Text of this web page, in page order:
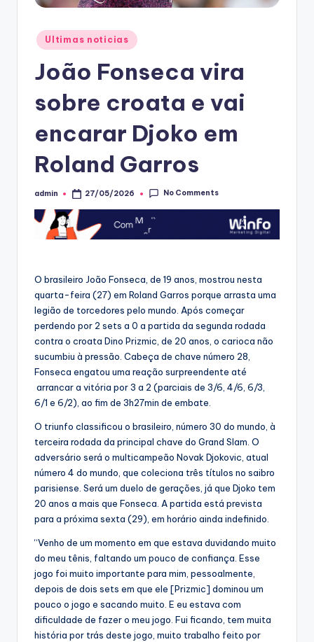
Posted
in
Ultimas noticias
João Fonseca vira
sobre croata e vai
encarar Djoko em
Roland Garros
Posted
admin 27/05/2026 No Comments
O brasileiro João Fonseca, de 19 anos, mostrou nesta
quarta-feira (27) em Roland Garros porque arrasta uma
legião de torcedores pelo mundo. Após começar
perdendo por 2 sets a 0 a partida da segunda rodada
contra o croata Dino Prizmic, de 20 anos, o carioca não
sucumbiu à pressão. Cabeça de chave número 28,
Fonseca engatou uma reação surpreendente até
arrancar a vitória por 3 a 2 (parciais de 3/6, 4/6, 6/3,
6/1 e 6/2), ao fim de 3h27min de embate.
O triunfo classificou o brasileiro, número 30 do mundo, à
terceira rodada da principal chave do Grand Slam. O
adversário será o multicampeão Novak Djokovic, atual
número 4 do mundo, que coleciona três títulos no saibro
parisiense. Será um duelo de gerações, já que Djoko tem
20 anos a mais que Fonseca. A partida está prevista
para a próxima sexta (29), em horário ainda indefinido.
“Venho de um momento em que estava duvidando muito
do meu tênis, faltando um pouco de confiança. Esse
jogo foi muito importante para mim, pessoalmente,
depois de dois sets em que ele [Prizmic] dominou um
pouco o jogo e sacando muito. E eu estava com
dificuldade de fazer o meu jogo. Fui ficando, tem muita
história por trás deste jogo, muito trabalho feito por